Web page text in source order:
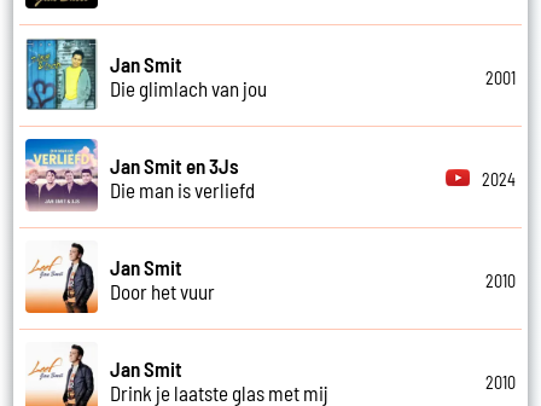
Jan Smit
Die glimlach van jou
2001
Jan Smit en 3Js
Die man is verliefd
2024
Jan Smit
Door het vuur
2010
Jan Smit
Drink je laatste glas met mij
2010